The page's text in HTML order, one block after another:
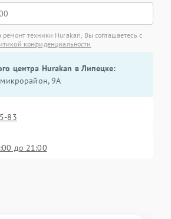
ремонт техники Hurakan, Вы соглашаетесь с
конфиденциальности
центра Hurakan в Липецке:
9А
83
до 21:00